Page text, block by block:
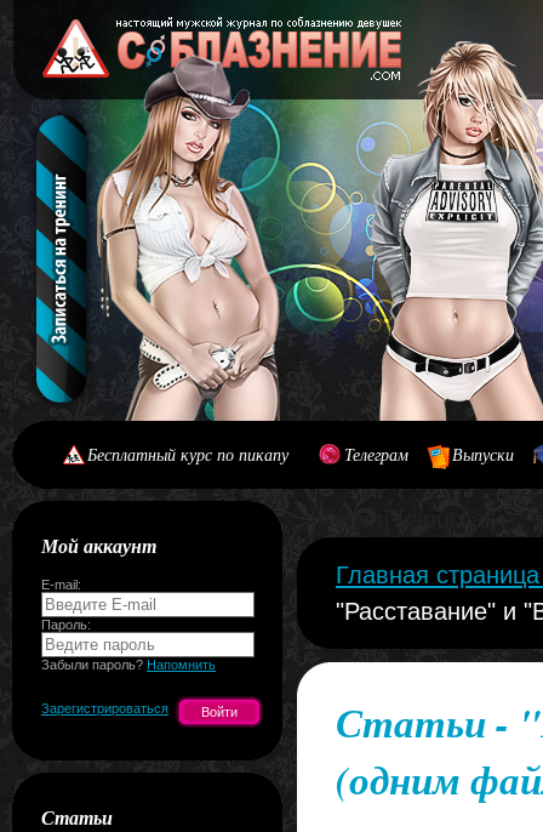
Бесплатный курс по пикапу Телеграм Выпуски
Мой аккаунт
E-mail:
Пароль:
Забыли пароль? Напомнить
Зарегистрироваться
Статьи
Главная
"Расставание" и
Статьи -
(одним